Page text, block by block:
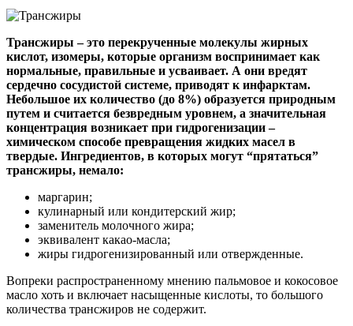
Трансжиры – это перекрученные молекулы жирных
кислот, изомеры, которые организм воспринимает как
нормальные, правильные и усваивает. А они вредят
сердечно сосудистой системе, приводят к инфарктам.
Небольшое их количество (до 8%) образуется природным
путем и считается безвредным уровнем, а значительная
концентрация возникает при гидрогенизации –
химическом способе превращения жидких масел в
твердые. Ингредиентов, в которых могут “прятаться”
трансжиры, немало:
маргарин;
кулинарный или кондитерский жир;
заменитель молочного жира;
эквивалент какао-масла;
жиры гидрогенизированный или отвержденные.
Вопреки распространенному мнению пальмовое и кокосовое
масло хоть и включает насыщенные кислоты, то большого
количества трансжиров не содержит.